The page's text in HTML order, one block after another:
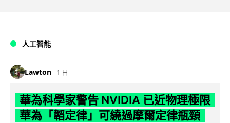
人工智能
Lawton 1 日
華為科學家警告 NVIDIA 已近物理極限
華為「韜定律」可繞過摩爾定律瓶頸